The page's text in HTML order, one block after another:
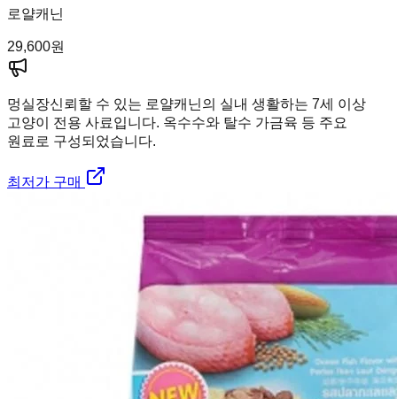
로얄캐닌
29,600원
멍실장신뢰할 수 있는 로얄캐닌의 실내 생활하는 7세 이상
고양이 전용 사료입니다. 옥수수와 탈수 가금육 등 주요
원료로 구성되었습니다.
최저가 구매